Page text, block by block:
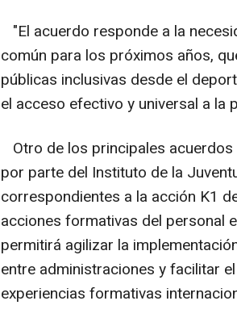
"El acuerdo responde a la
común para los próximos años,
públicas inclusivas desde el
el acceso efectivo y universal a la
Otro de los principales
por parte del Instituto de la
correspondientes a la acción K1
acciones formativas del personal
permitirá agilizar la
entre administraciones y facilitar
experiencias formativas